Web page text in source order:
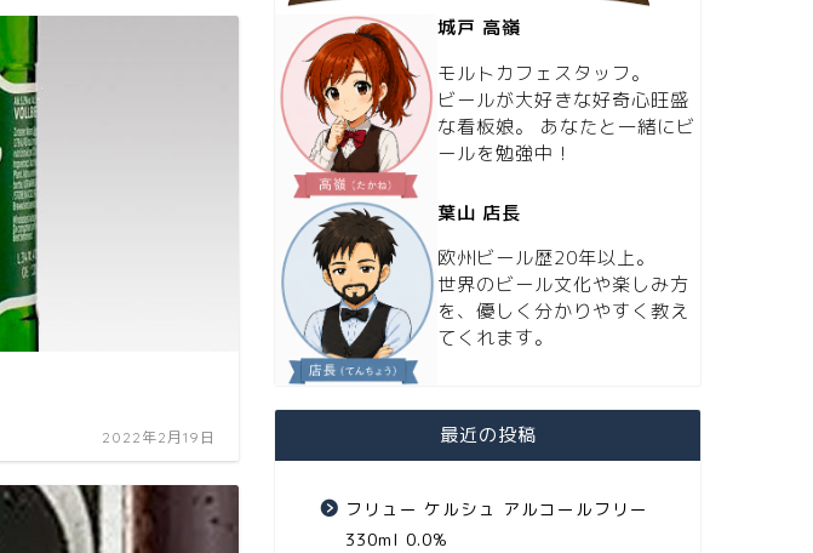
2022年2月19日
城戸 高嶺
モルトカフェスタッフ。
ビールが大好きな好奇心旺盛
な看板娘。 あなたと一緒にビ
ールを勉強中！
葉山 店長
欧州ビール歴20年以上。
世界のビール文化や楽しみ方
を、優しく分かりやすく教え
てくれます。
最近の投稿
フリュー ケルシュ アルコールフリー
330ml 0.0%